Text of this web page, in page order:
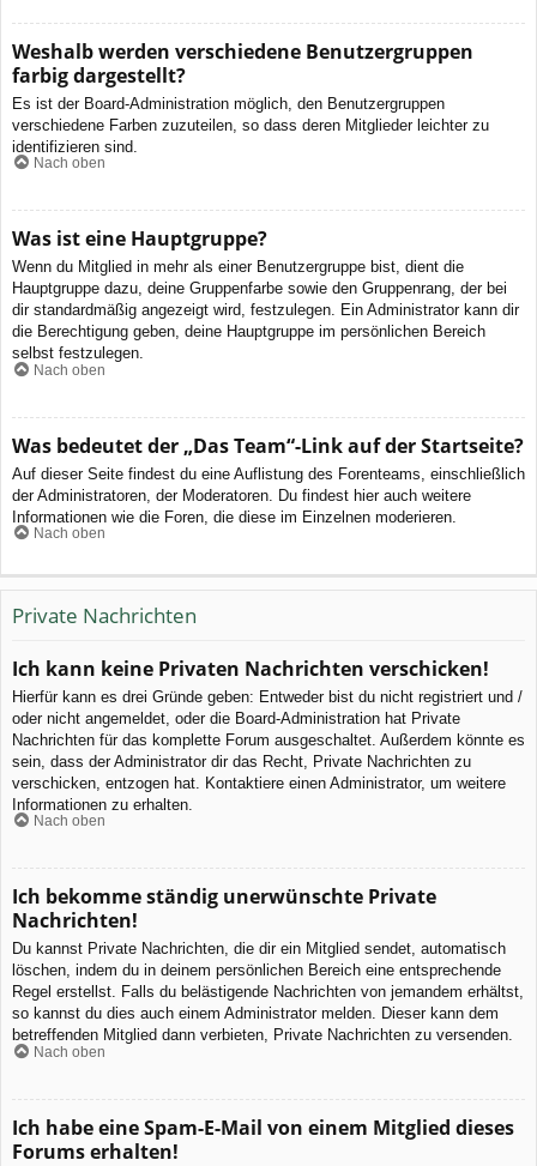
Weshalb werden verschiedene Benutzergruppen
farbig dargestellt?
Es ist der Board-Administration möglich, den Benutzergruppen
verschiedene Farben zuzuteilen, so dass deren Mitglieder leichter zu
identifizieren sind.
Nach oben
Was ist eine Hauptgruppe?
Wenn du Mitglied in mehr als einer Benutzergruppe bist, dient die
Hauptgruppe dazu, deine Gruppenfarbe sowie den Gruppenrang, der bei
dir standardmäßig angezeigt wird, festzulegen. Ein Administrator kann dir
die Berechtigung geben, deine Hauptgruppe im persönlichen Bereich
selbst festzulegen.
Nach oben
Was bedeutet der „Das Team“-Link auf der Startseite?
Auf dieser Seite findest du eine Auflistung des Forenteams, einschließlich
der Administratoren, der Moderatoren. Du findest hier auch weitere
Informationen wie die Foren, die diese im Einzelnen moderieren.
Nach oben
Private Nachrichten
Ich kann keine Privaten Nachrichten verschicken!
Hierfür kann es drei Gründe geben: Entweder bist du nicht registriert und /
oder nicht angemeldet, oder die Board-Administration hat Private
Nachrichten für das komplette Forum ausgeschaltet. Außerdem könnte es
sein, dass der Administrator dir das Recht, Private Nachrichten zu
verschicken, entzogen hat. Kontaktiere einen Administrator, um weitere
Informationen zu erhalten.
Nach oben
Ich bekomme ständig unerwünschte Private
Nachrichten!
Du kannst Private Nachrichten, die dir ein Mitglied sendet, automatisch
löschen, indem du in deinem persönlichen Bereich eine entsprechende
Regel erstellst. Falls du belästigende Nachrichten von jemandem erhältst,
so kannst du dies auch einem Administrator melden. Dieser kann dem
betreffenden Mitglied dann verbieten, Private Nachrichten zu versenden.
Nach oben
Ich habe eine Spam-E-Mail von einem Mitglied dieses
Forums erhalten!